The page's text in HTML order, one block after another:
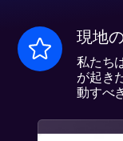
現地
私たち
が起き
動すべ